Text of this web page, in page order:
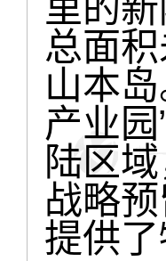
总面
山本
产业
陆区
战略
提供了